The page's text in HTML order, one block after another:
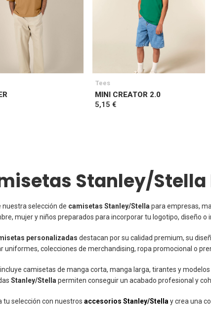
Tees
MINI CREATOR 2.0
5,15 €
Stanley/Stella
nuestra selección de camisetas Stanley/Stella para empresas,
mujer y niños preparados para incorporar tu logotipo, diseño o
personalizadas destacan por su calidad premium, su
uniformes, colecciones de merchandising, ropa promocional o
incluye camisetas de manga corta, manga larga, tirantes y
Stanley/Stella permiten conseguir un acabado profesional y
tu selección con nuestros accesorios Stanley/Stella y crea una